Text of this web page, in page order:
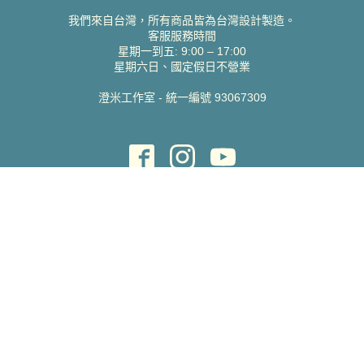
我們來自台灣，所有商品皆為台灣設計製造。
客服服務時間
星期一到五: 9:00 – 17:00
星期六日、國定假日不營業
澄米工作室 - 統一編號 93067309